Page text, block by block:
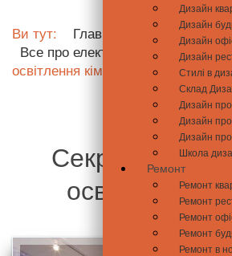
Дизайн
Дизайн
Дизайн
Дизайн
Стилі в
Склад
Дизайн
Дизайн
Дизайн
Школа
Ремонт
Ремонт
Ремонт
Ремонт
Ремонт
Ремонт в
Ви тут: Главная
Школа
Все про електрику
Секрети
освітлення кімнати
Секрети
освітлення